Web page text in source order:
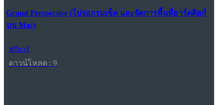
Grand Perspective (โปรแกรมเช็ค และจัดการพื้นที่ฮาร์ดดิสก์
บน Mac)
ฟรีแวร์
ดาวน์โหลด : 9